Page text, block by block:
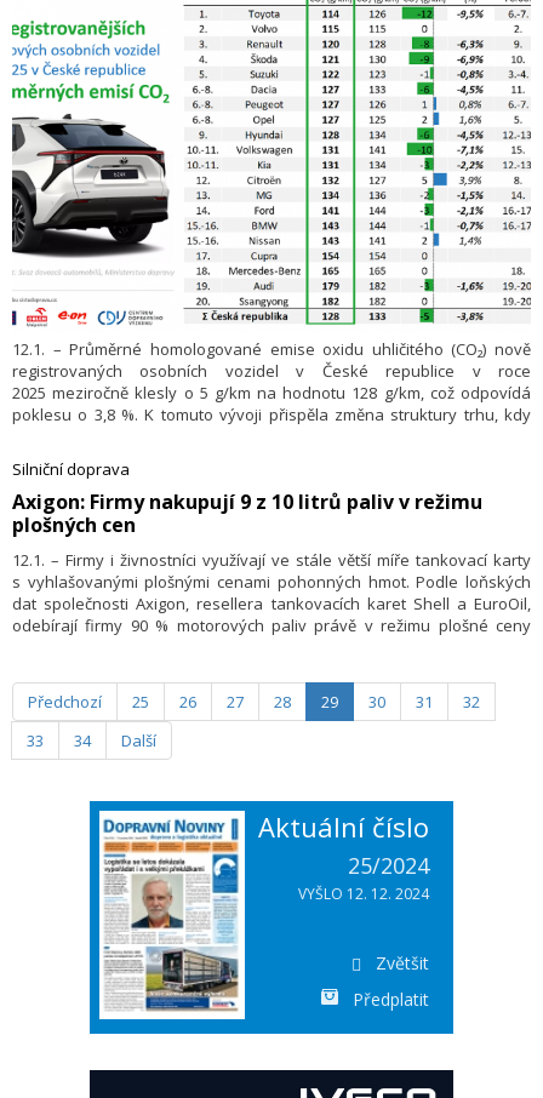
12.1. – Průměrné homologované emise oxidu uhličitého (CO₂) nově
registrovaných osobních vozidel v České republice v roce
2025 meziročně klesly o 5 g/km na hodnotu 128 g/km, což odpovídá
poklesu o 3,8 %. K tomuto vývoji přispěla změna struktury trhu, kdy
20 %, a zároveň rostoucí podíl bateriových elektromobilů (BEV) a
hybridních vozidel, včetně plug-in hybridů (PHEV). Každé desáté nově
registrované osobní vozidlo v České republice v roce 2025 bylo
vybaveno externím dobíjením. V tiskové zprávě to uvedlo Centrum
Silniční doprava
​Axigon: Firmy nakupují 9 z 10 litrů paliv v režimu
plošných cen
12.1. – Firmy i živnostníci využívají ve stále větší míře tankovací karty
s vyhlašovanými plošnými cenami pohonných hmot. Podle loňských
dat společnosti Axigon, resellera tankovacích karet Shell a EuroOil,
odebírají firmy 90 % motorových paliv právě v režimu plošné ceny
jen o necelých 30 haléřů vyšší než průměrná cena standardní nafty
v Česku.
Předchozí 25 26 27 28 29 30 31
32
33
34 Další
Aktuální číslo
25/2024
VYŠLO 12. 12. 2024
Zvětšit
Předplatit